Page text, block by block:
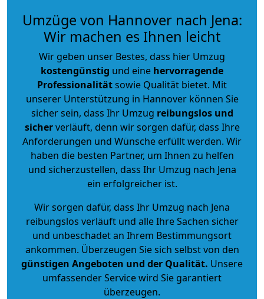
Umzüge von Hannover nach Jena:
Wir machen es Ihnen leicht
Wir geben unser Bestes, dass hier Umzug
kostengünstig und eine hervorragende
Professionalitätsowie Qualität bietet. Mit
unserer Unterstützung in Hannover können Sie
sicher sein, dass Ihr Umzug reibungslos und
sicherverläuft, denn wir sorgen dafür, dass Ihre
Anforderungen und Wünsche erfüllt werden. Wir
haben die besten Partner, um Ihnen zu helfen
und sicherzustellen, dass Ihr Umzug nach Jena
ein erfolgreicher ist.
Wir sorgen dafür, dass Ihr Umzug nach Jena
reibungslos verläuft und alle Ihre Sachen sicher
und unbeschadet an Ihrem Bestimmungsort
ankommen. Überzeugen Sie sich selbst von den
günstigen Angeboten und der Qualität. Unsere
umfassender Service wird Sie garantiert
überzeugen.